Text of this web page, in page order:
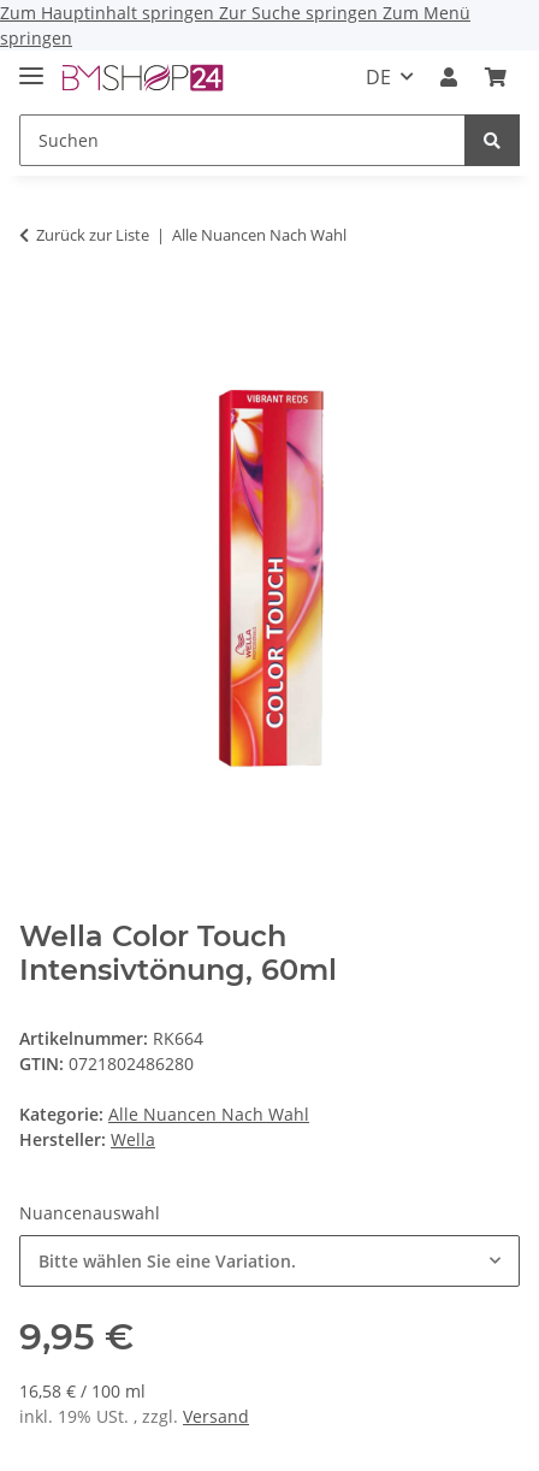
Zum Hauptinhalt springen Zur Suche springen Zum Menü
springen
DE
Zurück zur Liste Alle Nuancen Nach Wahl
Wella Color Touch
Intensivtönung, 60ml
Artikelnummer: RK664
GTIN: 0721802486280
Kategorie: Alle Nuancen Nach Wahl
Hersteller: Wella
Nuancenauswahl
Bitte wählen Sie eine Variation.
9,95 €
16,58 € / 100 ml
inkl. 19% USt. , zzgl. Versand